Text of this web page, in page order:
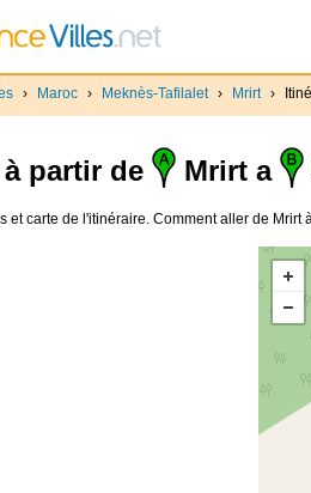
› Maroc › Meknès-Tafilalet › Mrirt ›
partir de Mrirt a
et carte de l'itinéraire. Comment aller de Mrirt